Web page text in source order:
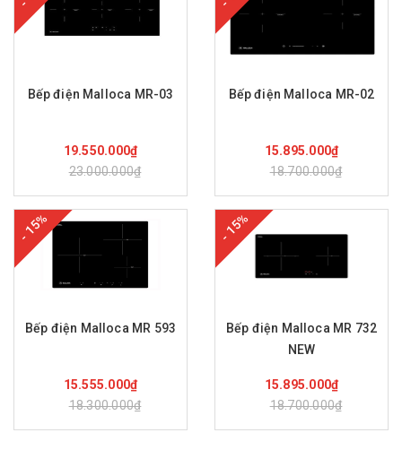
Bếp điện Malloca MR-03
19.550.000₫
23.000.000₫
Bếp điện Malloca MR-02
15.895.000₫
18.700.000₫
- 15%
Bếp điện Malloca MR 593
15.555.000₫
18.300.000₫
- 15%
Bếp điện Malloca MR 732
NEW
15.895.000₫
18.700.000₫